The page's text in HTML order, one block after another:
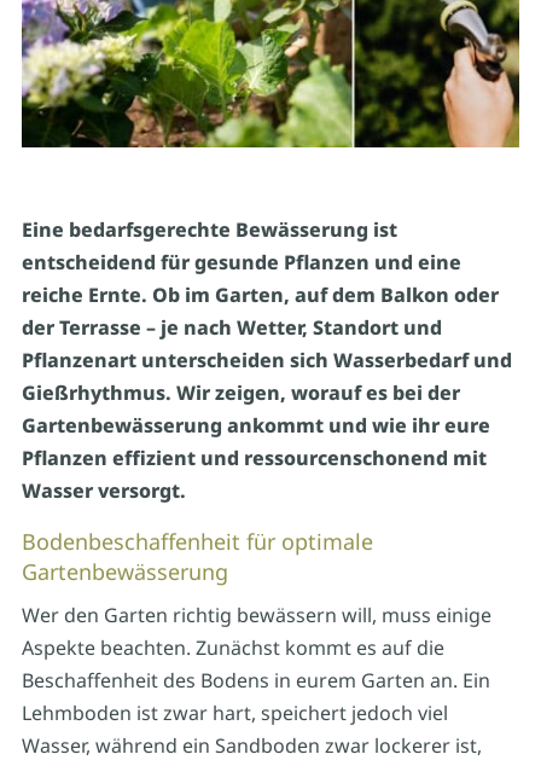
Eine bedarfsgerechte Bewässerung ist
entscheidend für gesunde Pflanzen und eine
reiche Ernte. Ob im Garten, auf dem Balkon oder
der Terrasse – je nach Wetter, Standort und
Pflanzenart unterscheiden sich Wasserbedarf und
Gießrhythmus. Wir zeigen, worauf es bei der
Gartenbewässerung ankommt und wie ihr eure
Pflanzen effizient und ressourcenschonend mit
Wasser versorgt.
Bodenbeschaffenheit für optimale
Gartenbewässerung
Wer den Garten richtig bewässern will, muss einige
Aspekte beachten. Zunächst kommt es auf die
Beschaffenheit des Bodens in eurem Garten an. Ein
Lehmboden ist zwar hart, speichert jedoch viel
Wasser, während ein Sandboden zwar lockerer ist,